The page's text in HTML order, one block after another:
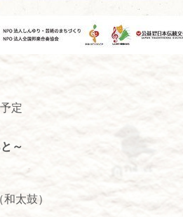
定
～
太鼓）